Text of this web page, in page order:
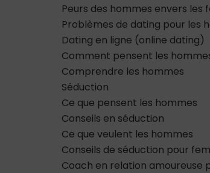
Peurs des hommes envers les
Problèmes de dating pour les
Dating en ligne (online dating)
Comment pensent les
Comprendre les hommes
Séduction
Ce que pensent les hommes
Conseils en séduction
Ce que veulent les hommes
Conseils de séduction pour
Coach en relation amoureuse